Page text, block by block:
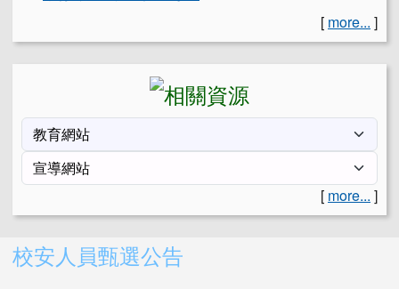
[ more... ]
[ more... ]
右邊區域內容
校安人員甄選公告